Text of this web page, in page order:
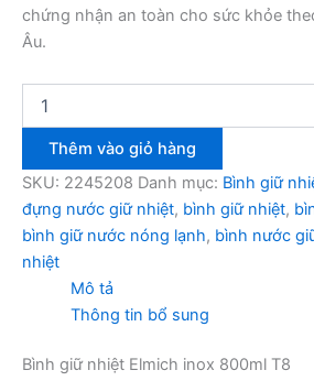
chứng nhận an toàn cho sức khỏe
Âu.
Elmich
inox
800ml
T8
số
lượng
Thêm vào giỏ hàng
SKU: 2245208 Danh mục: Bình giữ
đựng nước giữ nhiệt, bình giữ nhiệt,
bình giữ nước nóng lạnh, bình nước
nhiệt
Mô tả
Thông tin bổ sung
Bình giữ nhiệt Elmich inox 800ml T8